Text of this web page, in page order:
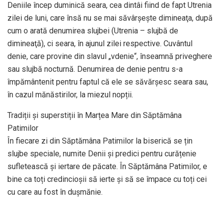
Deniile încep duminică seara, cea dintâi fiind de fapt Utrenia
zilei de luni, care însă nu se mai săvârşeşte dimineaţa, după
cum o arată denumirea slujbei (Utrenia – slujbă de
dimineaţă), ci seara, în ajunul zilei respective. Cuvântul
denie, care provine din slavul „vdenie“, înseamnă priveghere
sau slujbă nocturnă. Denumirea de denie pentru s-a
împământenit pentru faptul că ele se săvărşesc seara sau,
în cazul mănăstirilor, la miezul nopții.
Tradiții și superstiții în Marțea Mare din Săptămâna
Patimilor
În fiecare zi din Săptămâna Patimilor la biserică se țin
slujbe speciale, numite Denii și predici pentru curățenie
sufletească și iertare de păcate. În Săptămâna Patimilor, e
bine ca toți credincioșii să ierte și să se împace cu toți cei
cu care au fost în dușmănie.